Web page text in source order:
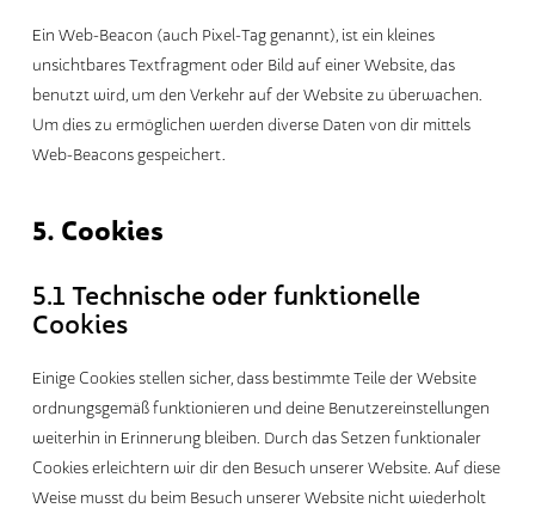
Ein Web-Beacon (auch Pixel-Tag genannt), ist ein kleines
unsichtbares Textfragment oder Bild auf einer Website, das
benutzt wird, um den Verkehr auf der Website zu überwachen.
Um dies zu ermöglichen werden diverse Daten von dir mittels
Web-Beacons gespeichert.
5. Cookies
5.1 Technische oder funktionelle
Cookies
Einige Cookies stellen sicher, dass bestimmte Teile der Website
ordnungsgemäß funktionieren und deine Benutzereinstellungen
weiterhin in Erinnerung bleiben. Durch das Setzen funktionaler
Cookies erleichtern wir dir den Besuch unserer Website. Auf diese
Weise musst du beim Besuch unserer Website nicht wiederholt